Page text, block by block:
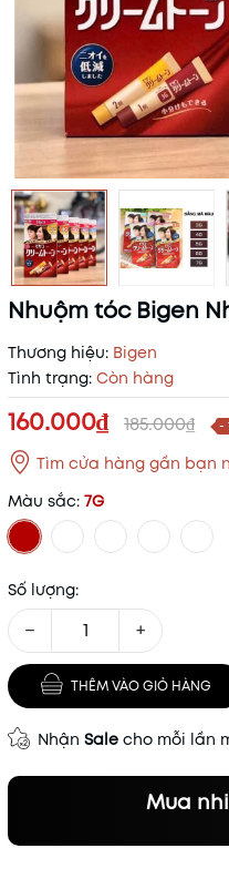
Nhuộm tóc Bigen
Thương hiệu: Bigen
Tình trạng: Còn hàng
160.000₫ 185.000₫ -
Tìm cửa hàng gần bạn
Màu sắc: 7G
Số lượng:
− +
THÊM VÀO GIỎ HÀNG
Nhận Sale cho mỗi lần
Mua
Mã khuyến mãi:
Điều kiện: